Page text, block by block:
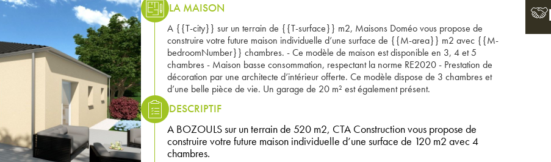
LA MAISON
A {{T-city}} sur un terrain de {{T-surface}} m2, Maisons Doméo vous propose de
construire votre future maison individuelle d’une surface de {{M-area}} m2 avec {{M-
bedroomNumber}} chambres. - Ce modèle de maison est disponible en 3, 4 et 5
chambres - Maison basse consommation, respectant la norme RE2020 - Prestation de
décoration par une architecte d’intérieur offerte. Ce modèle dispose de 3 chambres et
d’une belle pièce de vie. Un garage de 20 m² est également présent.
DESCRIPTIF
A BOZOULS sur un terrain de 520 m2, CTA Construction vous propose de
construire votre future maison individuelle d’une surface de 120 m2 avec 4
chambres.